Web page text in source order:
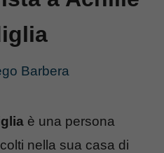
Barbera
è una persona
nella sua casa di